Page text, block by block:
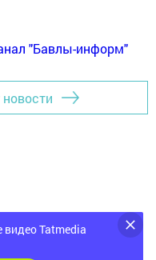
"Бавлы-информ"
Tatmedia